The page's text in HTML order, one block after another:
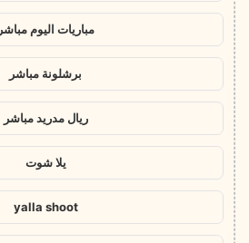
مباريات اليوم مباشر
برشلونة مباشر
ريال مدريد مباشر
يلا شوت
yalla shoot